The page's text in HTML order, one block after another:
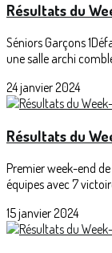
Résultats du
Séniors Garçons
une salle archi
24 janvier 2024
Résultats du
Premier week-end
équipes avec 7
15 janvier 2024